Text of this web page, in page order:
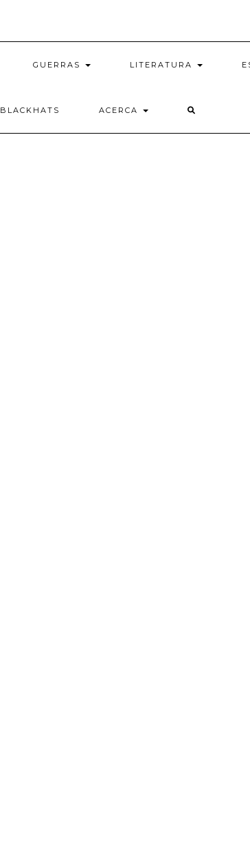
GUERRAS LITERATURA
BLACKHATS ACERCA